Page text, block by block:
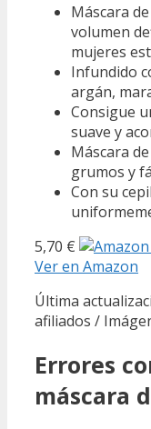
Máscara
volumen
mujeres
Infundido
argán,
Consigue
suave y
Máscara
grumos y
Con su
5,70 €
Ver en Amazon
Última
afiliados /
Errores
máscara